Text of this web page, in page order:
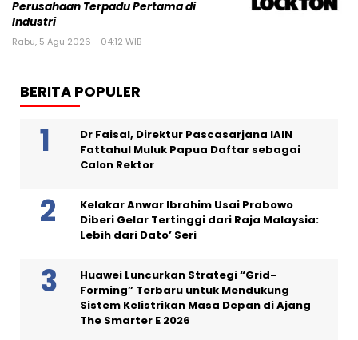
Perusahaan Terpadu Pertama di
Industri
Rabu, 5 Agu 2026 - 04:12 WIB
BERITA POPULER
Dr Faisal, Direktur Pascasarjana IAIN
Fattahul Muluk Papua Daftar sebagai
Calon Rektor
Kelakar Anwar Ibrahim Usai Prabowo
Diberi Gelar Tertinggi dari Raja Malaysia:
Lebih dari Dato’ Seri
Huawei Luncurkan Strategi “Grid-
Forming” Terbaru untuk Mendukung
Sistem Kelistrikan Masa Depan di Ajang
The Smarter E 2026